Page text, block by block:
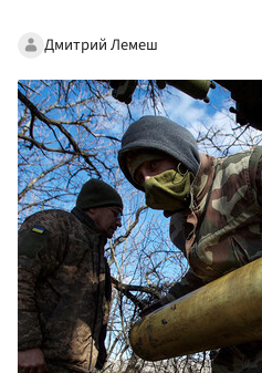
Дмитрий Лемеш